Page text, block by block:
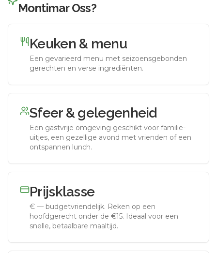
Montimar Oss?
Keuken & menu
Een gevarieerd menu met seizoensgebonden
gerechten en verse ingrediënten.
Sfeer & gelegenheid
Een gastvrije omgeving geschikt voor familie-
uitjes, een gezellige avond met vrienden of een
ontspannen lunch.
Prijsklasse
€ — budgetvriendelijk. Reken op een
hoofdgerecht onder de €15. Ideaal voor een
snelle, betaalbare maaltijd.